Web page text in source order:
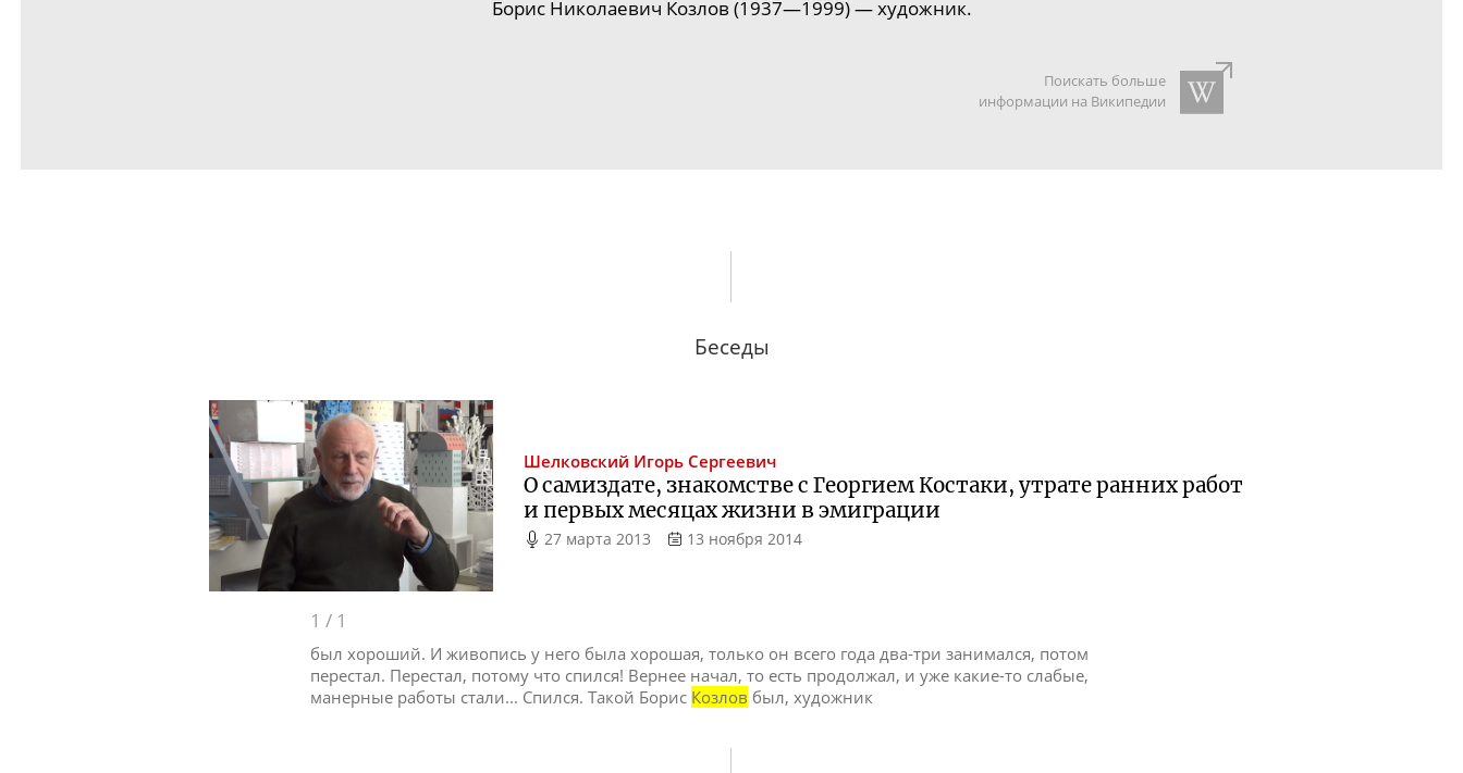
Борис Николаевич Козлов (1937—1999) — художник.
Поискать больше
информации на Википедии
Беседы
Шелковский Игорь Сергеевич
О самиздате, знакомстве с Георгием Костаки, утрате ранних работ
и первых месяцах жизни в эмиграции
27 марта 2013 13 ноября 2014
1 / 1
был хороший. И живопись у него была хорошая, только он всего года два-три занимался, потом
перестал. Перестал, потому что спился! Вернее начал, то есть продолжал, и уже какие-то слабые,
манерные работы стали... Спился. Такой Борис Козлов был, художник